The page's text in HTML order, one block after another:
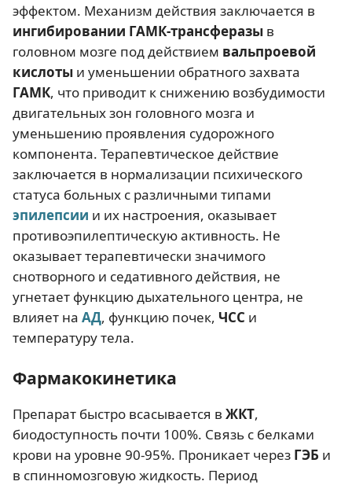
эффектом. Механизм действия заключается в
ингибировании ГАМК-трансферазы в
головном мозге под действием вальпроевой
кислоты и уменьшении обратного захвата
ГАМК, что приводит к снижению возбудимости
двигательных зон головного мозга и
уменьшению проявления судорожного
компонента. Терапевтическое действие
заключается в нормализации психического
статуса больных с различными типами
эпилепсии и их настроения, оказывает
противоэпилептическую активность. Не
оказывает терапевтически значимого
снотворного и седативного действия, не
угнетает функцию дыхательного центра, не
влияет на АД, функцию почек, ЧСС и
температуру тела.
Фармакокинетика
Препарат быстро всасывается в ЖКТ,
биодоступность почти 100%. Связь с белками
крови на уровне 90-95%. Проникает через ГЭБ и
в спинномозговую жидкость. Период